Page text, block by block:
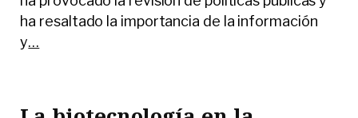
ha resaltado la importancia de la información
y…